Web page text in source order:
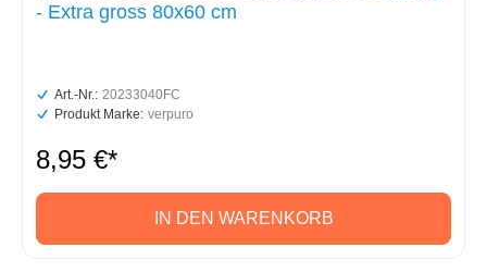
- Extra gross 80x60 cm
Art.-Nr.: 20233040FC
Produkt Marke: verpuro
8,95 €*
IN DEN WARENKORB